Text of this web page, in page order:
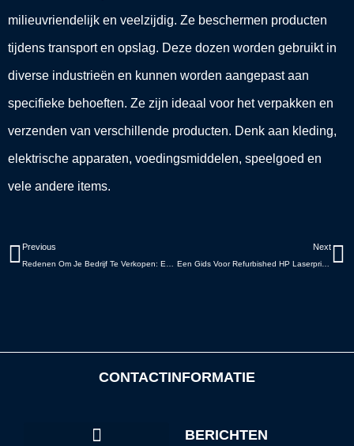
milieuvriendelijk en veelzijdig. Ze beschermen producten
tijdens transport en opslag. Deze dozen worden gebruikt in
diverse industrieën en kunnen worden aangepast aan
specifieke behoeften. Ze zijn ideaal voor het verpakken en
verzenden van verschillende producten. Denk aan kleding,
elektrische apparaten, voedingsmiddelen, speelgoed en
vele andere items.
Vorige
Previous Next
Een Gids Voor Refurbished HP Laserprinters
CONTACTINFORMATIE
BERICHTEN